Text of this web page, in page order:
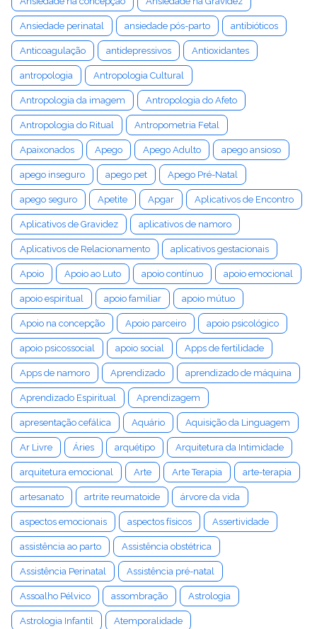
Ansiedade perinatal ansiedade pós-parto antibióticos
Anticoagulação antidepressivos Antioxidantes
antropologia Antropologia Cultural
Antropologia da imagem Antropologia do Afeto
Antropologia do Ritual Antropometria Fetal
Apaixonados Apego Apego Adulto apego ansioso
apego inseguro apego pet Apego Pré-Natal
apego seguro Apetite Apgar Aplicativos de Encontro
Aplicativos de Gravidez aplicativos de namoro
Aplicativos de Relacionamento aplicativos gestacionais
Apoio Apoio ao Luto apoio contínuo apoio emocional
apoio espiritual apoio familiar apoio mútuo
Apoio na concepção Apoio parceiro apoio psicológico
apoio psicossocial apoio social Apps de fertilidade
Apps de namoro Aprendizado aprendizado de máquina
Aprendizado Espiritual Aprendizagem
apresentação cefálica Aquário Aquisição da Linguagem
Ar Livre Áries arquétipo Arquitetura da Intimidade
arquitetura emocional Arte Arte Terapia arte-terapia
artesanato artrite reumatoide árvore da vida
aspectos emocionais aspectos físicos Assertividade
assistência ao parto Assistência obstétrica
Assistência Perinatal Assistência pré-natal
Assoalho Pélvico assombração Astrologia
Astrologia Infantil Atemporalidade